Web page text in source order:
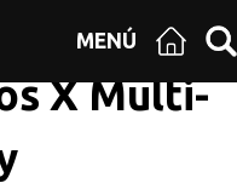
MENÚ
X Multi-